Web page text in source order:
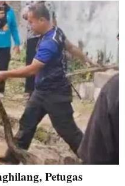
Petugas